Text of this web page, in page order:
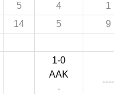
5 4
1
14 5 9
1-0
AAK
-
----